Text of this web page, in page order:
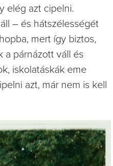
elég azt cipelni.
– és hátszélességét
mert így biztos,
a párnázott váll és
iskolatáskák eme
azt, már nem is kell